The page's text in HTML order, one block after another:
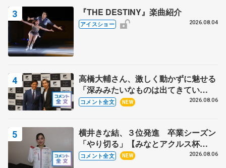
『THE DESTINY』楽曲紹介
アイスショー 2026.08.04
高橋大輔さん、激しく動かずに魅せる
「深みみたいなものは出てきてい
る？」 〝兄さん〟と慕うレジェンド
コメント全文 NEW 2026.08.06
横井きな結、３位発進 卒業シーズン
「やり切る」【みなとアクルス杯
SP】
コメント全文 NEW 2026.08.06